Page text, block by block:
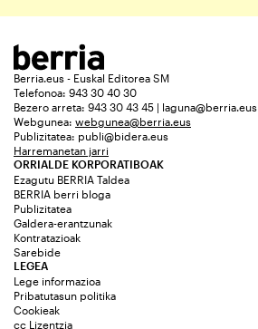
Berria.eus - Euskal Editorea SM
Telefonoa: 943 30 40 30
Bezero arreta: 943 30 43 45 | laguna@berria.eus
Webgunea: webgunea@berria.eus
Publizitatea: publi@bidera.eus
Harremanetan jarri
ORRIALDE KORPORATIBOAK
Ezagutu BERRIA Taldea
BERRIA berri bloga
Publizitatea
Galdera-erantzunak
Kontratazioak
Sarebide
LEGEA
Lege informazioa
Pribatutasun politika
Cookieak
cc Lizentzia